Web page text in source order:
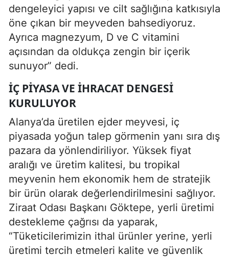
dengeleyici yapısı ve cilt sağlığına katkısıyla
öne çıkan bir meyveden bahsediyoruz.
Ayrıca magnezyum, D ve C vitamini
açısından da oldukça zengin bir içerik
sunuyor” dedi.
İÇ PIYASA VE İHRACAT DENGESI
KURULUYOR
Alanya’da üretilen ejder meyvesi, iç
piyasada yoğun talep görmenin yanı sıra dış
pazara da yönlendiriliyor. Yüksek fiyat
aralığı ve üretim kalitesi, bu tropikal
meyvenin hem ekonomik hem de stratejik
bir ürün olarak değerlendirilmesini sağlıyor.
Ziraat Odası Başkanı Göktepe, yerli üretimi
destekleme çağrısı da yaparak,
“Tüketicilerimizin ithal ürünler yerine, yerli
üretimi tercih etmeleri kalite ve güvenlik